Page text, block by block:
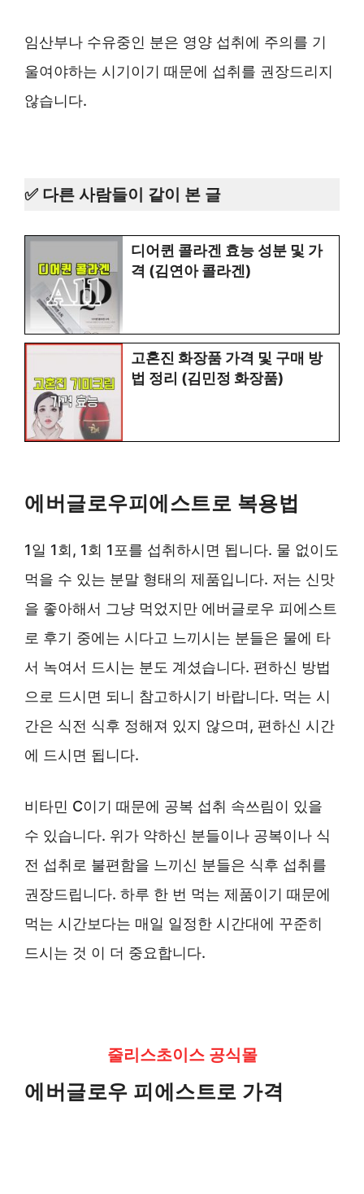
임산부나 수유중인 분은 영양 섭취에 주의를 기
울여야하는 시기이기 때문에 섭취를 권장드리지
않습니다.
✅ 다른 사람들이 같이 본 글
디어퀸 콜라겐 효능 성분 및 가
격 (김연아 콜라겐)
고혼진 화장품 가격 및 구매 방
법 정리 (김민정 화장품)
에버글로우피에스트로 복용법
1일 1회, 1회 1포를 섭취하시면 됩니다. 물 없이도
먹을 수 있는 분말 형태의 제품입니다. 저는 신맛
을 좋아해서 그냥 먹었지만 에버글로우 피에스트
로 후기 중에는 시다고 느끼시는 분들은 물에 타
서 녹여서 드시는 분도 계셨습니다. 편하신 방법
으로 드시면 되니 참고하시기 바랍니다. 먹는 시
간은 식전 식후 정해져 있지 않으며, 편하신 시간
에 드시면 됩니다.
비타민 C이기 때문에 공복 섭취 속쓰림이 있을
수 있습니다. 위가 약하신 분들이나 공복이나 식
전 섭취로 불편함을 느끼신 분들은 식후 섭취를
권장드립니다. 하루 한 번 먹는 제품이기 때문에
먹는 시간보다는 매일 일정한 시간대에 꾸준히
드시는 것 이 더 중요합니다.
줄리스초이스 공식몰
에버글로우 피에스트로 가격